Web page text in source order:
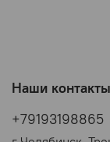
Наши контакты
+79193198865